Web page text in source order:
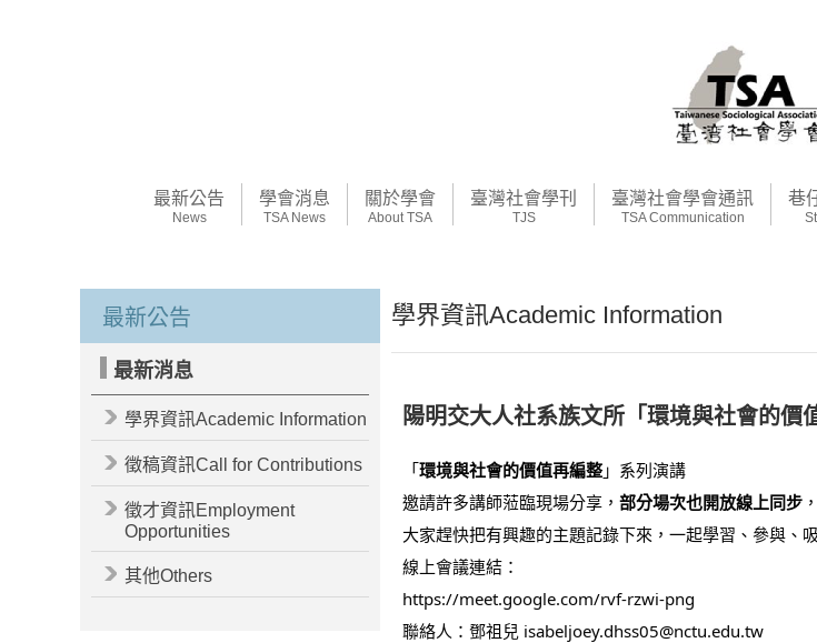
最新公告
News
學會消息
TSA News
關於學會
About TSA
臺灣社會學刊
TJS
臺灣社會學會通訊
TSA Communication
巷
最新公告
最新消息
學界資訊Academic Information
徵稿資訊Call for Contributions
徵才資訊Employment
Opportunities
其他Others
學界資訊Academic Information
陽明交大人社系族文所「環境與社會的價
「環境與社會的價值再編整 」 系列演講
邀請許多講師蒞臨現場分享， 部分場次也開放線上同步
大家趕快把有興趣的主題記錄下來，一起學習、參與、
線上會議連結：
https://meet.google.com/rvf-rzwi-png
聯絡人：鄧祖兒 isabeljoey.dhss05@nctu.edu.tw